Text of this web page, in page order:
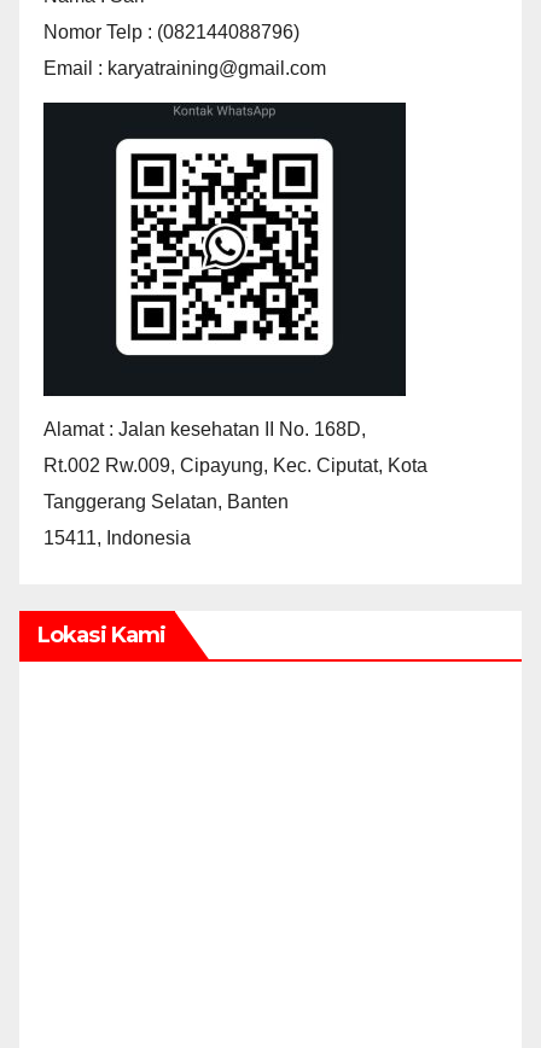
Nomor Telp : (082144088796)
Email : karyatraining@gmail.com
Alamat : Jalan kesehatan II No. 168D,
Rt.002 Rw.009, Cipayung, Kec. Ciputat, Kota
Tanggerang Selatan, Banten
15411, Indonesia
Lokasi Kami